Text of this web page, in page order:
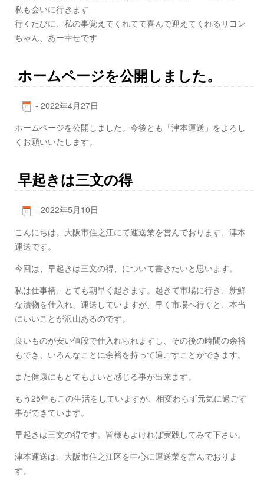
私も会いに行きます
行くたびに、私の事覚えてくれてて喜んで迎えてくれるリヨン
ちゃん、あー幸せです
ホームページを公開しました。
- 2022年4月27日
ホームページを公開しました。今後とも「津本運送」をよろし
くお願いいたします。
早起きは三文の得
- 2022年5月10日
こんにちは。大阪市住之江にて運送業を営んでおります、津本
運送です。
今回は、早起きは三文の得、について書きたいと思います。
私は仕事柄、とても朝早く起きます。起きて市場に行き、新鮮
な漬物を仕入れ、運送していますが、早く市場へ行くと、本当
にいいことが沢山あるのです。
良いものが安い値段で仕入れられますし、その後の時間の余裕
もでき、いろんなことに余裕を持って過ごすことができます。
また健康にもとてもよいと感じる事が出来ます。
もう25年もこの生活をしていますが、相変わらず元気に過ごす
事ができています。
早起きは三文の得です。皆様もよければ実践してみて下さい。
津本運送は、大阪市住之江区を中心に運送業を営んでおりま
す。